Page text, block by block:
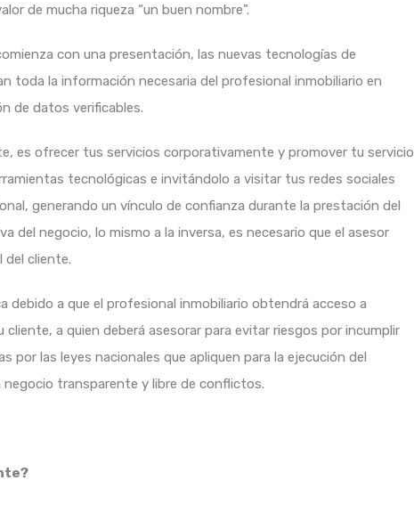
de mucha riqueza “un buen nombre”.
con una presentación, las nuevas tecnologías de
toda la información necesaria del profesional inmobiliario en
de datos verificables.
es ofrecer tus servicios corporativamente y promover tu servicio
tecnológicas e invitándolo a visitar tus redes sociales
generando un vínculo de confianza durante la prestación del
del negocio, lo mismo a la inversa, es necesario que el asesor
del cliente.
debido a que el profesional inmobiliario obtendrá acceso a
a quien deberá asesorar para evitar riesgos por incumplir
por las leyes nacionales que apliquen para la ejecución del
negocio transparente y libre de conflictos.